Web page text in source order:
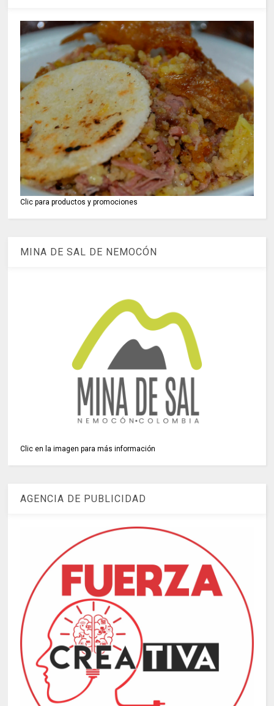
Clic para productos y promociones
MINA DE SAL DE NEMOCÓN
Clic en la imagen para más información
AGENCIA DE PUBLICIDAD